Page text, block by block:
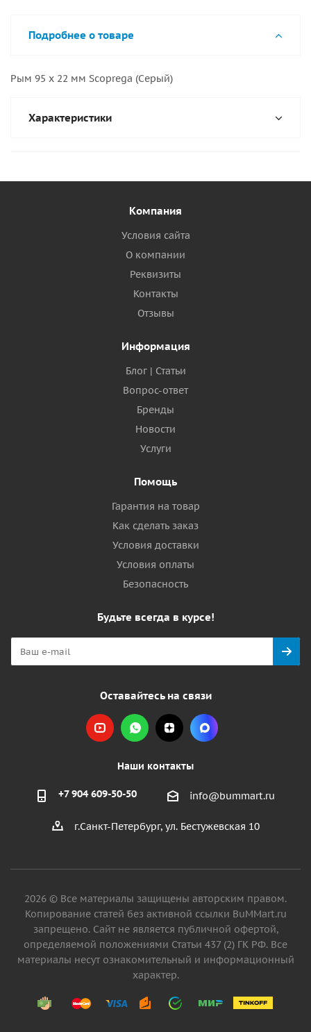
Подробнее о товаре
Рым 95 x 22 мм Scoprega (Серый)
Характеристики
Компания
Условия сайта
О компании
Реквизиты
Контакты
Отзывы
Информация
Блог | Статьи
Вопрос-ответ
Бренды
Новости
Услуги
Помощь
Гарантия на товар
Как сделать заказ
Условия доставки
Условия оплаты
Безопасность
Будьте всегда в курсе!
Оставайтесь на связи
Наши контакты
+7 904 609-50-50 info@bummart.ru
г.Санкт-Петербург, ул. Бестужевская 10
2026 © Все материалы защищены авторским правом.
Копирование статей без активной ссылки BuMMart.ru
запрещено. Сайт не является публичной офертой,
определяемой положениями Статьи 437 (2) ГК РФ. Все
материалы несут ознакомительный и информационный
характер.